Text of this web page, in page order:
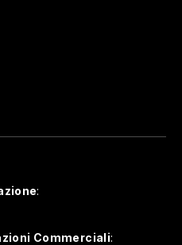
:
Commerciali: